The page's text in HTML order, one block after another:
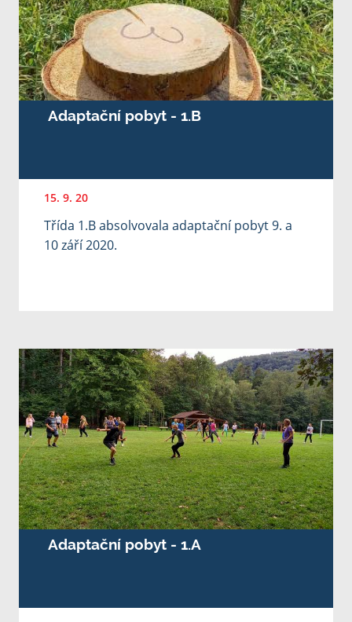
Adaptační pobyt - 1.B
15. 9. 20
Třída 1.B absolvovala adaptační pobyt 9. a
10 září 2020.
Adaptační pobyt - 1.A